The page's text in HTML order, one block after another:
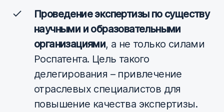
Проведение экспертизы по существу
научными и образовательными
организациями, а не только силами
Роспатента. Цель такого
делегирования – привлечение
отраслевых специалистов для
повышение качества экспертизы.